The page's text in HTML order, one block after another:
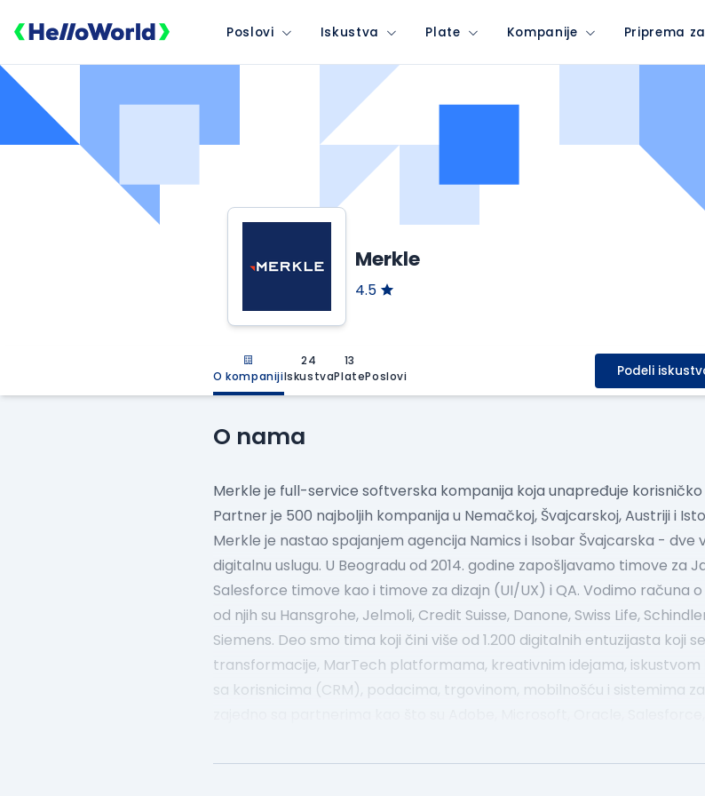
Poslovi Iskustva Plate Kompanije Priprema
Merkle
4.5
O kompaniji
24
Iskustva
13
PlatePoslovi Podeli
O nama
Merkle je full-service softverska kompanija koja unapređuje
Partner je 500 najboljih kompanija u Nemačkoj, Švajcarskoj, Austriji i
Merkle je nastao spajanjem agencija Namics i Isobar Švajcarska -
digitalnu uslugu. U Beogradu od 2014. godine zapošljavamo timove za
Salesforce timove kao i timove za dizajn (UI/UX) i QA. Vodimo računa
od njih su Hansgrohe, Jelmoli, Credit Suisse, Danone, Swiss Life,
Siemens. Deo smo tima koji čini više od 1.200 digitalnih entuzijasta koji
transformacije, MarTech platformama, kreativnim idejama, iskustvom
sa korisnicima (CRM), podacima, trgovinom, mobilnošću i sistemima
Merkle je najveći brend u okviru dentsu grupe - više od 66.000
u oživljavanju brendova.Naša misija: pomažemo najboljim svetskim